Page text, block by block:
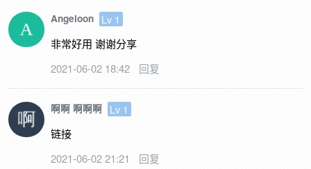
Angeloon
Lv 1
非常好用 谢谢分享
2021-06-02 18:42
回复
啊啊 啊啊啊
Lv 1
链接
2021-06-02 21:21
回复